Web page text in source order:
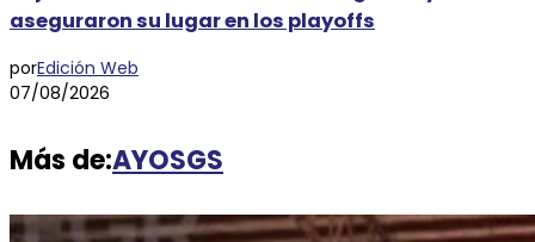
aseguraron su lugar en los playoffs
porEdición Web
07/08/2026
Más de:AYOSGS